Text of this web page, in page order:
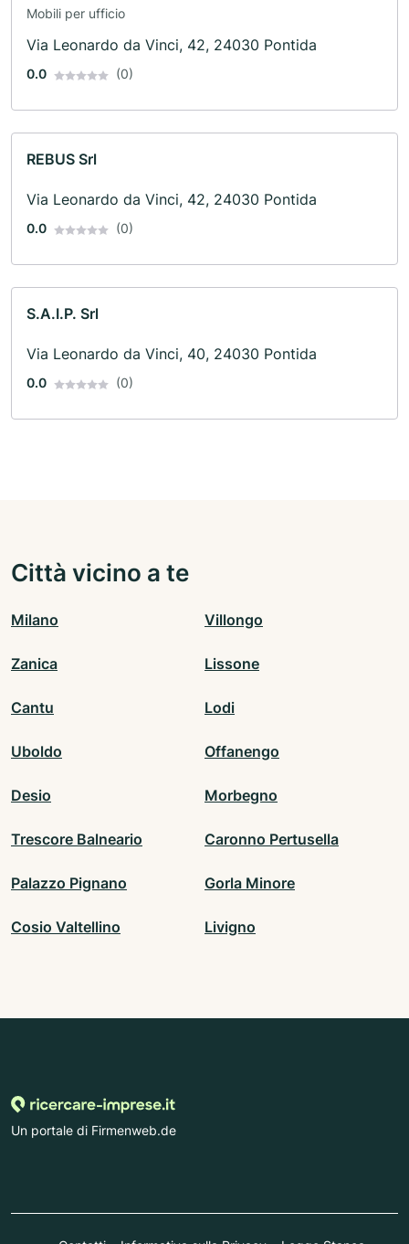
Mobili per ufficio
Via Leonardo da Vinci, 42, 24030 Pontida
0.0 (0)
REBUS Srl
Via Leonardo da Vinci, 42, 24030 Pontida
0.0 (0)
S.A.I.P. Srl
Via Leonardo da Vinci, 40, 24030 Pontida
0.0 (0)
Città vicino a te
Milano Villongo
Zanica Lissone
Cantu Lodi
Uboldo Offanengo
Desio Morbegno
Trescore Balneario Caronno Pertusella
Palazzo Pignano Gorla Minore
Cosio Valtellino Livigno
Un portale di Firmenweb.de